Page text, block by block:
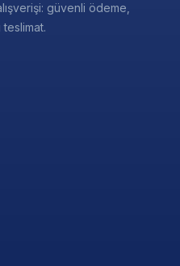
güvenli ödeme,
teslimat.